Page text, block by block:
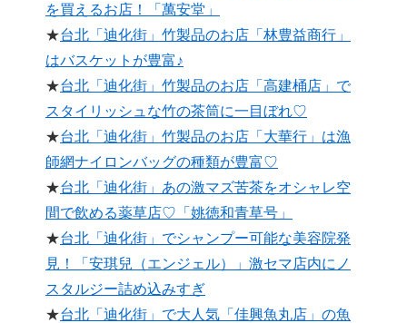
を買えるお店！「萬安堂」
★台北「迪化街」竹製品のお店「林豊益商行」
はバスケットが豊富♪
★台北「迪化街」竹製品のお店「高建桶店」で
スタイリッシュな竹の茶筒に一目ぼれ♡
★台北「迪化街」竹製品のお店「大華行」は漁
師網ナイロンバッグの種類が豊富♡
★台北「迪化街」あの激マズ苦茶をオシャレ空
間で飲める薬草店♡「姚徳和青草号」
★台北「迪化街」でシャンプー可能な美容院発
見！「安琪兒（エンジェル）」激セマ店内にノ
スタルジー詰め込みすぎ
★台北「迪化街」で大人気「佳興魚丸店」の魚